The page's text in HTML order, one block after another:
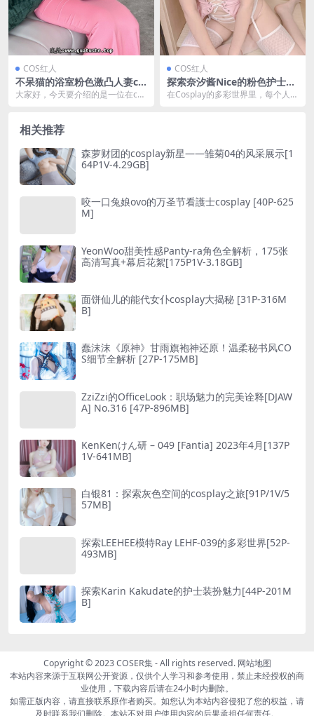
COS红人
不呆猫的浴室粉色激凸人妻co
splay [39P1V-420MB]
大家好，今天要介绍的是一位在cos
COS红人
探索奈汐酱Nice的粉色护士世
界 [36P3V-141M]
在Cosplay的多彩世界里，每个人都
相关推荐
森萝财团的cosplay新星——雏菊04的风采展示[1
64P1V-4.29GB]
咬一口兔娘ovo的万圣节看護士cosplay [40P-625
M]
YeonWoo甜美性感Panty-ra角色全解析，175张
高清写真+幕后花絮[175P1V-3.18GB]
面饼仙儿的能代女仆cosplay大揭秘 [31P-316M
B]
蠢沫沫《原神》甘雨旗袍神还原！温柔秘书风CO
S细节全解析 [27P-175MB]
ZziZzi的OfficeLook：职场魅力的完美诠释[DJAW
A] No.316 [47P-896MB]
KenKenけん研 – 049 [Fantia] 2023年4月[137P
1V-641MB]
白银81：探索灰色空间的cosplay之旅[91P/1V/5
57MB]
探索LEEHEE模特Ray LEHF-039的多彩世界[52P-
493MB]
探索Karin Kakudate的护士装扮魅力[44P-201M
B]
Copyright © 2023COSER集- All rights reserved. 网站地图
本站内容来源于互联网公开资源，仅供个人学习和参考使用，禁止未经授权的商
业使用，下载内容后请在24小时内删除。
如需正版内容，请直接联系原作者购买。如您认为本站内容侵犯了您的权益，请